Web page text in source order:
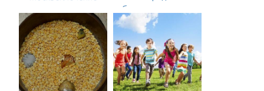
Московской области
беременность по
моче